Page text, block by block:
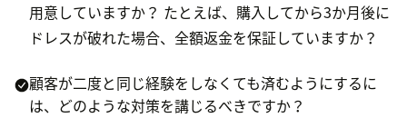
用意していますか？ たとえば、購入してから3か月後に
ドレスが破れた場合、全額返金を保証していますか？
顧客が二度と同じ経験をしなくても済むようにするに
は、どのような対策を講じるべきですか？